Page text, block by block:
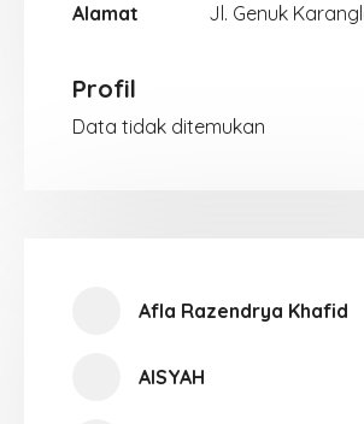
Alamat Jl. Genuk
Profil
Data tidak ditemukan
Afla Razendrya Khafid
AISYAH